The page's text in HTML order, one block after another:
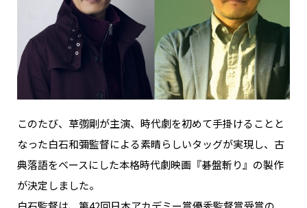
CHIZUSHOP
NAKAMA入会
CHIZULOG
FAQ
お問い合わせ
このたび、草彅剛が主演、時代劇を初めて手掛けることと
なった白石和彌監督による素晴らしいタッグが実現し、古
典落語をベースにした本格時代劇映画『碁盤斬り』の製作
が決定しました。